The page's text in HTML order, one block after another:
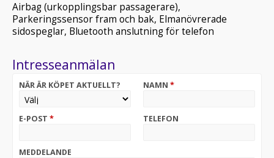
Airbag (urkopplingsbar passagerare),
Parkeringssensor fram och bak, Elmanövrerade
sidospeglar, Bluetooth anslutning för telefon
Intresseanmälan
NÄR ÄR KÖPET AKTUELLT? NAMN *
E-POST * TELEFON
MEDDELANDE